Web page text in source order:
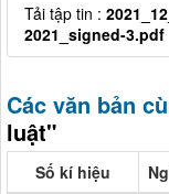
Tải tập tin :
2021_signed-3.pdf
Các văn bản
luật"
Số kí hiệu